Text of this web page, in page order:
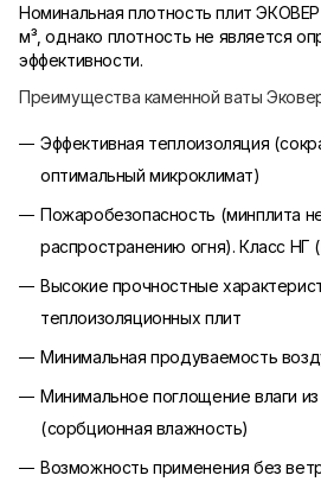
Номинальная плотность плит
м³, однако плотность не является
эффективности.
Преимущества каменной ваты
Эффективная теплоизоляция
оптимальный микроклимат)
Пожаробезопасность (минплита
распространению огня). Класс НГ
Высокие прочностные
теплоизоляционных плит
Минимальная продуваемость
Минимальное поглощение влаги
(сорбционная влажность)
Возможность применения без